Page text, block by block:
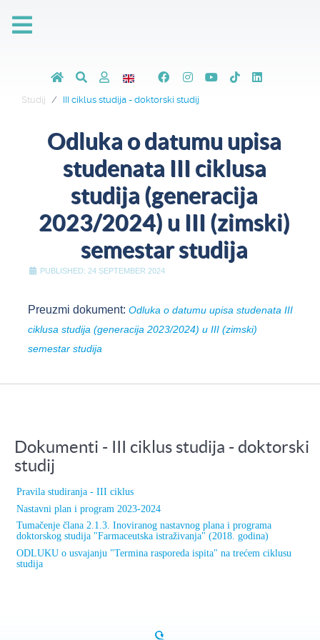
Studij III ciklus studija - doktorski studij
Odluka o datumu upisa
studenata III ciklusa
studija (generacija
2023/2024) u III (zimski)
semestar studija
PUBLISHED: 24 SEPTEMBER 2024
Preuzmi dokument: Odluka o datumu upisa studenata III
ciklusa studija (generacija 2023/2024) u III (zimski)
semestar studija
Dokumenti - III ciklus studija - doktorski
studij
Pravila studiranja - III ciklus
Nastavni plan i program 2023-2024
Tumačenje člana 2.1.3. Inoviranog nastavnog plana i programa
doktorskog studija "Farmaceutska istraživanja" (2018. godina)
ODLUKU o usvajanju "Termina rasporeda ispita" na trećem ciklusu
studija